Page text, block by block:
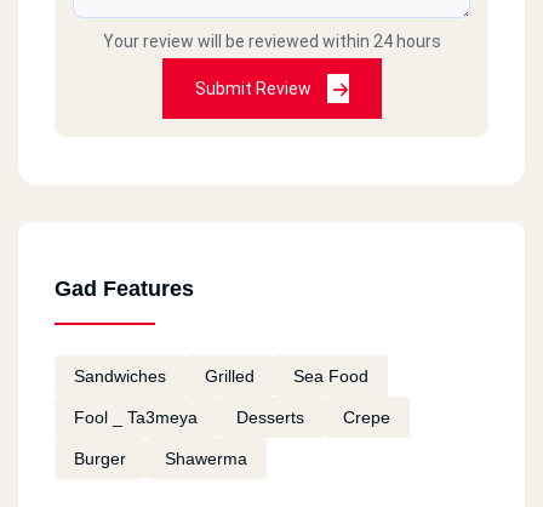
طلبنا اكل وماجاش وصارو ما يردو على التلفون
خدمة توصيل سيئة للغاية
كل شئ ممتاز
Your review will be reviewed within 24 hours
Submit Review
Gad Features
Sandwiches Grilled Sea Food
Fool _ Ta3meya Desserts Crepe
Burger Shawerma